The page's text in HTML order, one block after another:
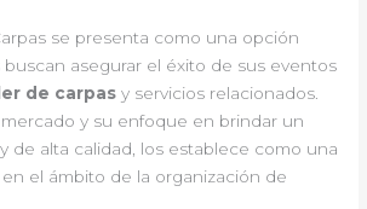
se presenta como una opción
buscan asegurar el éxito de sus eventos
de carpas y servicios relacionados.
y su enfoque en brindar un
de alta calidad, los establece como una
el ámbito de la organización de